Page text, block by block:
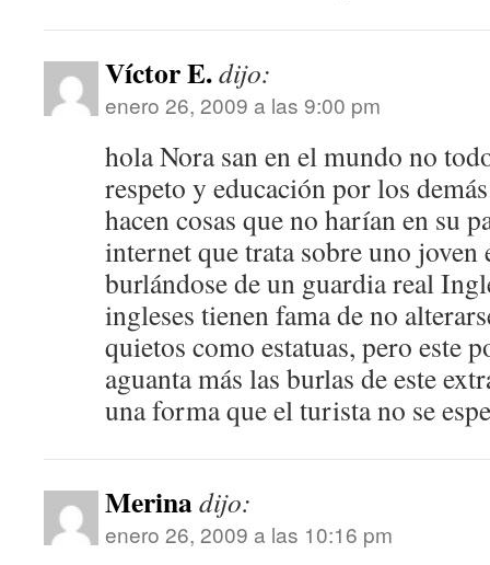
Víctor E.dijo:
enero 26, 2009 a las 9:00 pm
hola Nora san en el mundo no
respeto y educación por los
hacen cosas que no harían en su
internet que trata sobre uno joven
burlándose de un guardia real
ingleses tienen fama de no
quietos como estatuas, pero este
aguanta más las burlas de este
una forma que el turista no se
Merinadijo:
enero 26, 2009 a las 10:16 pm